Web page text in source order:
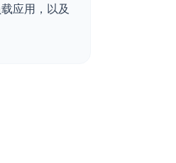
应用，以及